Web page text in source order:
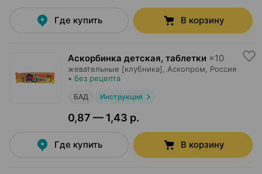
Где купить В корзину
Аскорбинка детская, таблетки ×10
жевательные [клубника], Аскопром , Россия
• без рецепта
БАД Инструкция
0,87 — 1,43 р.
Где купить В корзину